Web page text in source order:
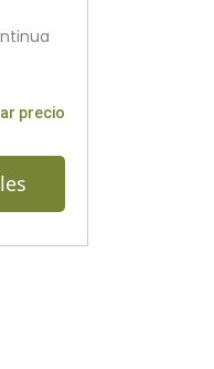
precio